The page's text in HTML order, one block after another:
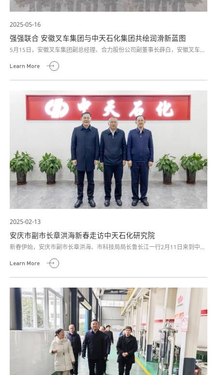
2025-05-16
强强联合 安徽叉车集团与中天石化集团共绘润滑新蓝图
5月15日，安徽叉车集团副总经理、合力股份公司副董事长薛白，安徽叉车集
Learn More
2025-02-13
安庆市副市长章洪海新春走访中天石化研究院
新春伊始，安庆市副市长章洪海、市科技局局长鲁长江一行2月11日来到中天
热情接待。
Learn More